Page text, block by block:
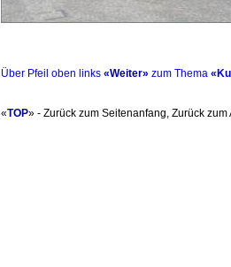
Über Pfeil oben links «Weiter» zum Thema
«TOP» - Zurück zum Seitenanfang, Zurück